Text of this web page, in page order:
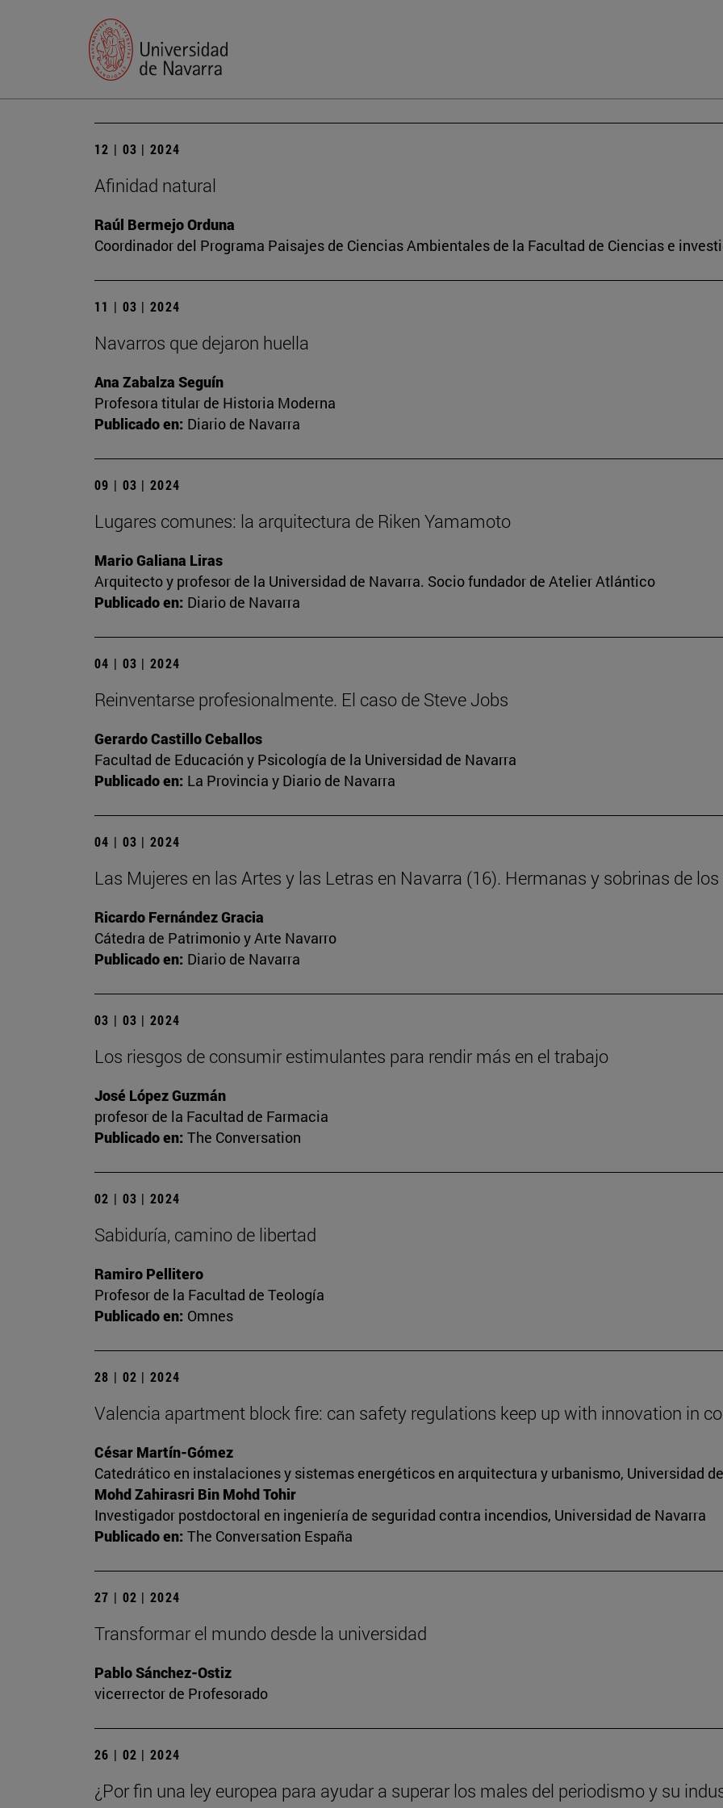
12 | 03 | 2024
Afinidad natural
Raúl Bermejo Orduna
Coordinador del Programa Paisajes de Ciencias Ambientales de la Facultad de Ciencias e
11 | 03 | 2024
Navarros que dejaron huella
Ana Zabalza Seguín
Profesora titular de Historia Moderna
Publicado en: Diario de Navarra
09 | 03 | 2024
Lugares comunes: la arquitectura de Riken Yamamoto
Mario Galiana Liras
Arquitecto y profesor de la Universidad de Navarra. Socio fundador de Atelier Atlántico
Publicado en: Diario de Navarra
04 | 03 | 2024
Reinventarse profesionalmente. El caso de Steve Jobs
Gerardo Castillo Ceballos
Facultad de Educación y Psicología de la Universidad de Navarra
Publicado en: La Provincia y Diario de Navarra
04 | 03 | 2024
Las Mujeres en las Artes y las Letras en Navarra (16). Hermanas y sobrinas de
Ricardo Fernández Gracia
Cátedra de Patrimonio y Arte Navarro
Publicado en: Diario de Navarra
03 | 03 | 2024
Los riesgos de consumir estimulantes para rendir más en el trabajo
José López Guzmán
profesor de la Facultad de Farmacia
Publicado en: The Conversation
02 | 03 | 2024
Sabiduría, camino de libertad
Ramiro Pellitero
Profesor de la Facultad de Teología
Publicado en: Omnes
28 | 02 | 2024
Valencia apartment block fire: can safety regulations keep up with innovation in
César Martín-Gómez
Catedrático en instalaciones y sistemas energéticos en arquitectura y urbanismo, Universidad
Mohd Zahirasri Bin Mohd Tohir
Investigador postdoctoral en ingeniería de seguridad contra incendios, Universidad de Navarra
Publicado en: The Conversation España
27 | 02 | 2024
Transformar el mundo desde la universidad
Pablo Sánchez-Ostiz
vicerrector de Profesorado
26 | 02 | 2024
¿Por fin una ley europea para ayudar a superar los males del periodismo y su